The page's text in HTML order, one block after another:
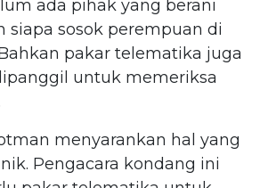
ada pihak yang berani
siapa sosok perempuan di
pakar telematika juga
untuk memeriksa
menyarankan hal yang
Pengacara kondang ini